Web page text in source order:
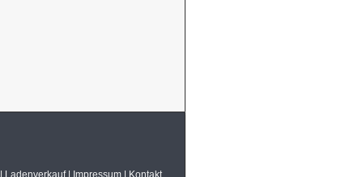
Ladenverkauf| Impressum| Kontakt